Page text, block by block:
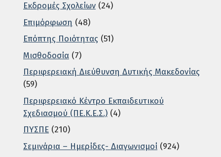
Εκδρομές Σχολείων (24)
Επιμόρφωση (48)
Επόπτης Ποιότητας (51)
Μισθοδοσία (7)
Περιφερειακή Διεύθυνση Δυτικής Μακεδονίας
(59)
Περιφερειακό Κέντρο Εκπαιδευτικού
Σχεδιασμού (ΠΕ.Κ.Ε.Σ.) (4)
ΠΥΣΠΕ (210)
Σεμινάρια – Ημερίδες- Διαγωνισμοί (924)